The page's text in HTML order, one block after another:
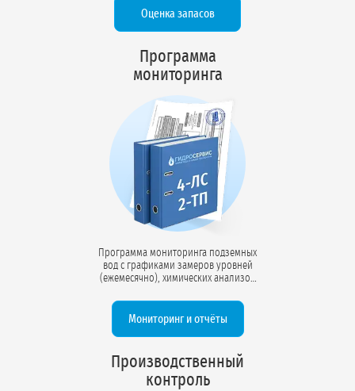
утверждённых запасов (м³/сут) и
Оценка запасов
Программа
мониторинга
Программа мониторинга подземных
вод с графиками замеров уровней
(ежемесячно), химических анализов
наблюдений. Включает инструкции
по настройке системы замеров и
контролю параметров скважины.
Мониторинг и отчёты
Производственный
контроль